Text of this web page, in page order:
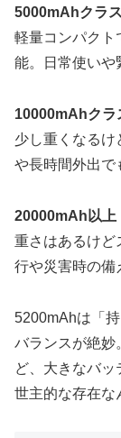
5000mAhクラ
軽量コンパクト
能。日常使いや
10000mAhクラ
少し重くなるけ
や長時間外出で
20000mAh以上
重さはあるけど
行や災害時の備
5200mAhは「
バランスが絶妙
ど、大きなバ
世主的な存在な